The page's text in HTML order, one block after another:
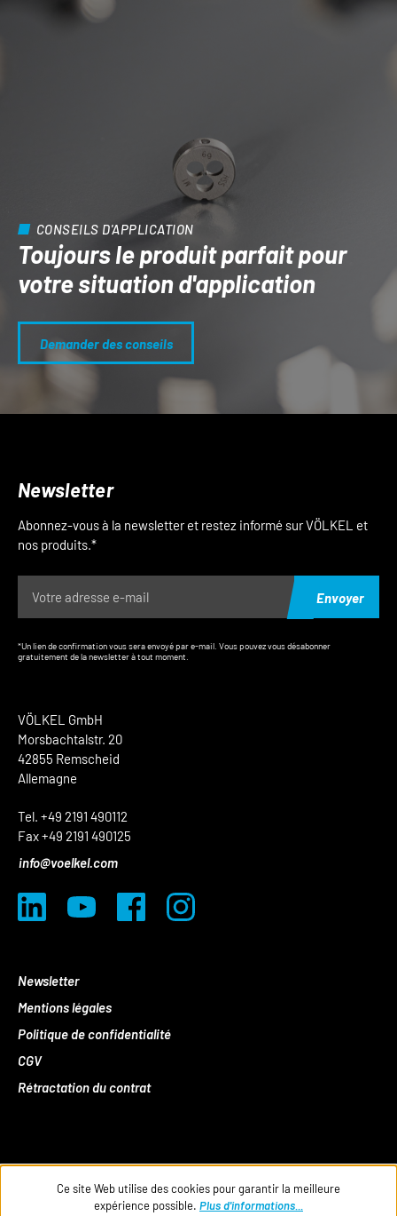
CONSEILS D'APPLICATION
Toujours le produit parfait pour
votre situation d'application
Demander des conseils
VÖLKEL GmbH
Morsbachtalstr. 20
42855 Remscheid
Allemagne
Tel. +49 2191 490112
Fax +49 2191 490125
info@voelkel.com
Newsletter
Mentions légales
Politique de confidentialité
CGV
Rétractation du contrat
Newsletter
Abonnez-vous à la newsletter et restez informé sur VÖLKEL et
nos produits.*
Envoyer
*Un lien de confirmation vous sera envoyé par e-mail. Vous pouvez vous désabonner
gratuitement de la newsletter à tout moment.
Ce site Web utilise des cookies pour garantir la meilleure
expérience possible. Plus d'informations...